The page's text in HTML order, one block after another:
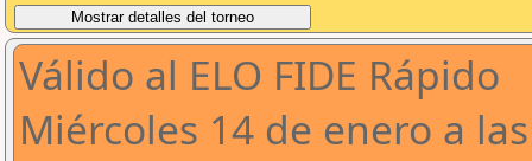
Válido al ELO FIDE Rápido
Miércoles 14 de enero a